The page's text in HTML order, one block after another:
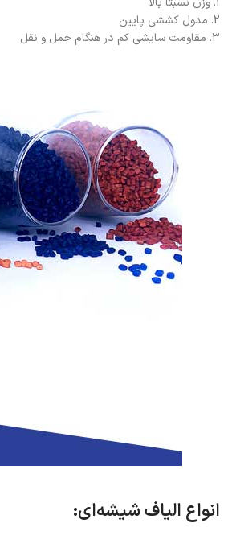
2. مدول کششی پایین
3. مقاومت سایشی کم در هنگام حمل و نقل
انواع الیاف شیشه‌ای: